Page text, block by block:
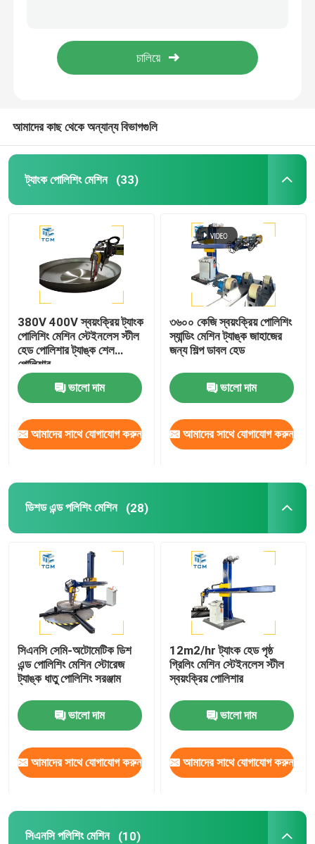
স্বয়ংক্রিয় পাইপ পোলিশিং মেশিন
ওয়্যার পোলিশিং মেশিন
স্টিল এলকো স্বয়ংক্রিয় পোলিশিং মেশিন
ওয়েল্ড প্ল্যানার
ওয়েল্ডিং পোলিশিং মেশিন
শঙ্কু বাঁকানো মেশিন
পলিশিং ভোগ্যপণ্য
ওয়েল্ডিং মেশিন
আমাদের কাছ থেকে অন্যান্য বিভাগগুলি
ট্যাংক পোলিশিং মেশিন (33)
380V 400V স্বয়ংক্রিয় ট্যাংক
পোলিশিং মেশিন স্টেইনলেস স্টীল
হেড পোলিশার ট্যাঙ্ক শেল
পোলিশার
ভালো দাম
আমাদের সাথে যোগাযোগ করুন
৩৬০০ কেজি স্বয়ংক্রিয় পোলিশিং
স্যান্ডিং মেশিন ট্যাঙ্ক জাহাজের
জন্য শিল্প ডাবল হেড
ভালো দাম
আমাদের সাথে যোগাযোগ করুন
ডিশড এন্ড পলিশিং মেশিন (28)
সিএনসি সেমি-অটোমেটিক ডিশ
এন্ড পোলিশিং মেশিন স্টোরেজ
ট্যাঙ্ক ধাতু পোলিশিং সরঞ্জাম
ভালো দাম
আমাদের সাথে যোগাযোগ করুন
12m2/hr ট্যাংক হেড পৃষ্ঠ
গ্রিলিং মেশিন স্টেইনলেস স্টীল
স্বয়ংক্রিয় পোলিশার
ভালো দাম
আমাদের সাথে যোগাযোগ করুন
সিএনসি পলিশিং মেশিন (10)